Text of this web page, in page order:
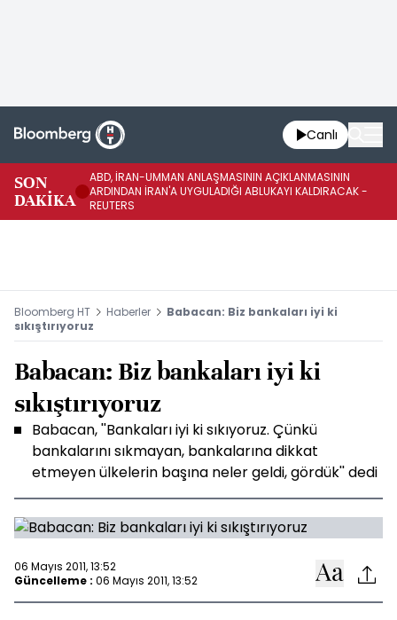
Canlı
SON
DAKİKA
ABD, İRAN-UMMAN ANLAŞMASININ AÇIKLANMASININ
ARDINDAN İRAN'A UYGULADIĞI ABLUKAYI KALDIRACAK -
REUTERS
Bloomberg HT Haberler
Babacan: Biz bankaları iyi ki
sıkıştırıyoruz
Babacan: Biz bankaları iyi ki
sıkıştırıyoruz
Babacan, ''Bankaları iyi ki sıkıyoruz. Çünkü
bankalarını sıkmayan, bankalarına dikkat
etmeyen ülkelerin başına neler geldi, gördük'' dedi
06 Mayıs 2011, 13:52
Güncelleme : 06 Mayıs 2011, 13:52